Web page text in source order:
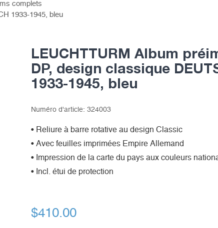
complets
1933-1945, bleu
LEUCHTTURM Album
DP, design classique
1933-1945, bleu
Numéro d'article: 324003
• Reliure à barre rotative au design Classic
• Avec feuilles imprimées Empire Allemand
• Impression de la carte du pays aux couleurs
• Incl. étui de protection
$410.00